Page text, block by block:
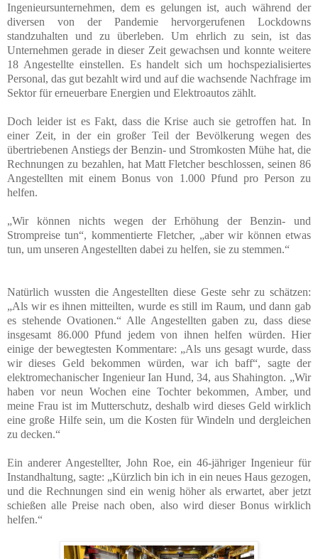
Ingenieursunternehmen, dem es gelungen ist, auch während der
diversen von der Pandemie hervorgerufenen Lockdowns
standzuhalten und zu überleben. Um ehrlich zu sein, ist das
Unternehmen gerade in dieser Zeit gewachsen und konnte weitere
18 Angestellte einstellen. Es handelt sich um hochspezialisiertes
Personal, das gut bezahlt wird und auf die wachsende Nachfrage im
Sektor für erneuerbare Energien und Elektroautos zählt.
Doch leider ist es Fakt, dass die Krise auch sie getroffen hat. In
einer Zeit, in der ein großer Teil der Bevölkerung wegen des
übertriebenen Anstiegs der Benzin- und Stromkosten Mühe hat, die
Rechnungen zu bezahlen, hat Matt Fletcher beschlossen, seinen 86
Angestellten mit einem Bonus von 1.000 Pfund pro Person zu
helfen.
„Wir können nichts wegen der Erhöhung der Benzin- und
Strompreise tun“, kommentierte Fletcher, „aber wir können etwas
tun, um unseren Angestellten dabei zu helfen, sie zu stemmen.“
Natürlich wussten die Angestellten diese Geste sehr zu schätzen:
„Als wir es ihnen mitteilten, wurde es still im Raum, und dann gab
es stehende Ovationen.“ Alle Angestellten gaben zu, dass diese
insgesamt 86.000 Pfund jedem von ihnen helfen würden. Hier
einige der bewegtesten Kommentare: „Als uns gesagt wurde, dass
wir dieses Geld bekommen würden, war ich baff“, sagte der
elektromechanischer Ingenieur Ian Hund, 34, aus Shahington. „Wir
haben vor neun Wochen eine Tochter bekommen, Amber, und
meine Frau ist im Mutterschutz, deshalb wird dieses Geld wirklich
eine große Hilfe sein, um die Kosten für Windeln und dergleichen
zu decken.“
Ein anderer Angestellter, John Roe, ein 46-jähriger Ingenieur für
Instandhaltung, sagte: „Kürzlich bin ich in ein neues Haus gezogen,
und die Rechnungen sind ein wenig höher als erwartet, aber jetzt
schießen alle Preise nach oben, also wird dieser Bonus wirklich
helfen.“